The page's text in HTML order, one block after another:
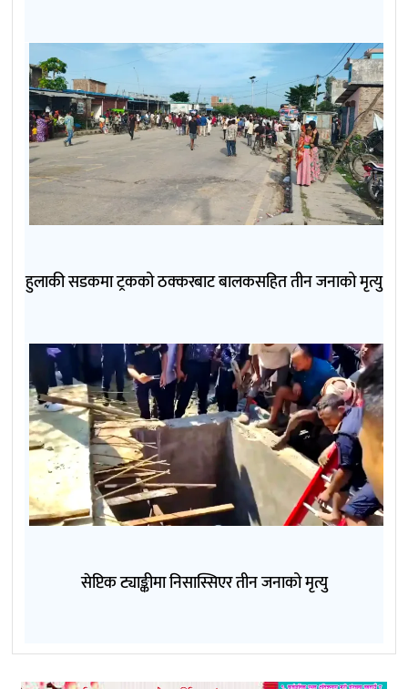
हुलाकी सडकमा ट्रकको ठक्करबाट बालकसहित तीन जनाको मृत्यु
सेप्टिक ट्याङ्कीमा निसास्सिएर तीन जनाको मृत्यु